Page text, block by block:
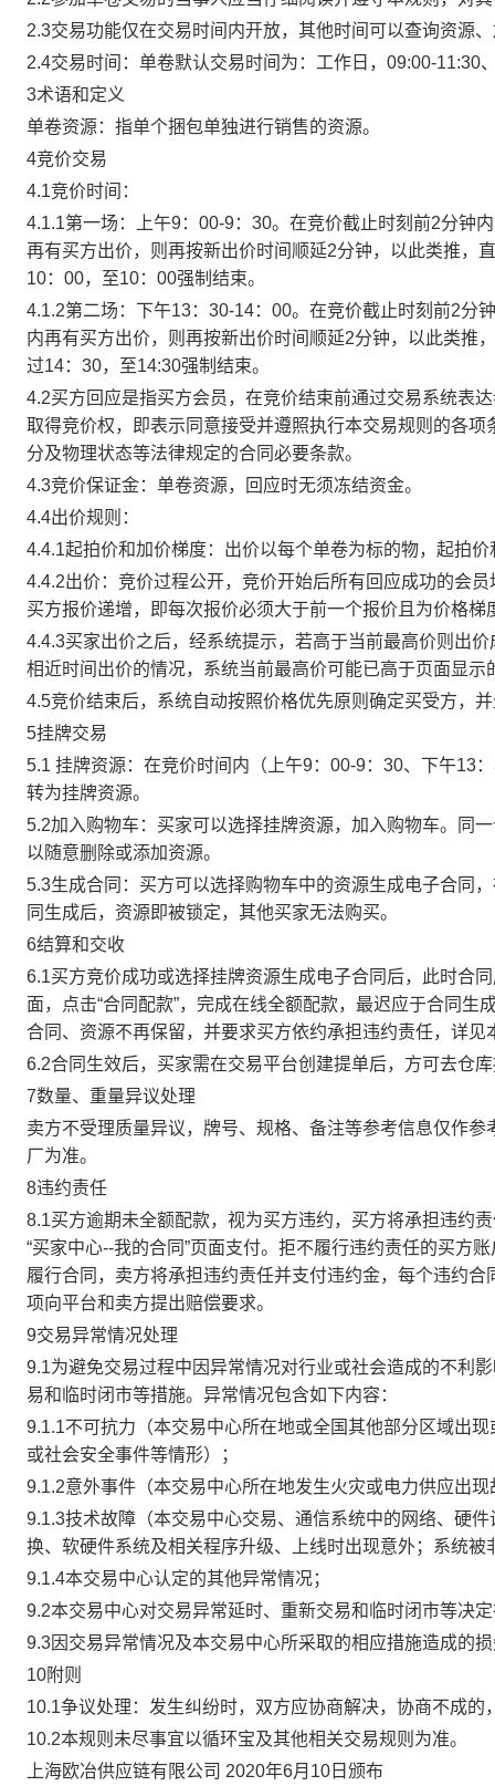
2.3交易功能仅在交易时间内开放，其他时间可以查询资源
2.4交易时间：单卷默认交易时间为：工作日，09:00-11:30
3术语和定义
单卷资源：指单个捆包单独进行销售的资源。
4竞价交易
4.1竞价时间：
4.1.1第一场：上午9：00-9：30。在竞价截止时刻前2分钟
再有买方出价，则再按新出价时间顺延2分钟，以此类推，
10：00，至10：00强制结束。
4.1.2第二场：下午13：30-14：00。在竞价截止时刻前2分
内再有买方出价，则再按新出价时间顺延2分钟，以此类推
过14：30，至14:30强制结束。
4.2买方回应是指买方会员，在竞价结束前通过交易系统表
取得竞价权，即表示同意接受并遵照执行本交易规则的各
分及物理状态等法律规定的合同必要条款。
4.3竞价保证金：单卷资源，回应时无须冻结资金。
4.4出价规则：
4.4.1起拍价和加价梯度：出价以每个单卷为标的物，起拍
4.4.2出价：竞价过程公开，竞价开始后所有回应成功的会
买方报价递增，即每次报价必须大于前一个报价且为价格
4.4.3买家出价之后，经系统提示，若高于当前最高价则出
相近时间出价的情况，系统当前最高价可能已高于页面显示
4.5竞价结束后，系统自动按照价格优先原则确定买受方，
5挂牌交易
5.1 挂牌资源：在竞价时间内（上午9：00-9：30、下午13
转为挂牌资源。
5.2加入购物车：买家可以选择挂牌资源，加入购物车。同
以随意删除或添加资源。
5.3生成合同：买方可以选择购物车中的资源生成电子合同
同生成后，资源即被锁定，其他买家无法购买。
6结算和交收
6.1买方竞价成功或选择挂牌资源生成电子合同后，此时合
面，点击“合同配款”，完成在线全额配款，最迟应于合同
合同、资源不再保留，并要求买方依约承担违约责任，详见
6.2合同生效后，买家需在交易平台创建提单后，方可去仓
7数量、重量异议处理
卖方不受理质量异议，牌号、规格、备注等参考信息仅作
厂为准。
8违约责任
8.1买方逾期未全额配款，视为买方违约，买方将承担违约
“买家中心--我的合同”页面支付。拒不履行违约责任的买方
履行合同，卖方将承担违约责任并支付违约金，每个违约
项向平台和卖方提出赔偿要求。
9交易异常情况处理
9.1为避免交易过程中因异常情况对行业或社会造成的不利
易和临时闭市等措施。异常情况包含如下内容：
9.1.1不可抗力（本交易中心所在地或全国其他部分区域出
或社会安全事件等情形）；
9.1.2意外事件（本交易中心所在地发生火灾或电力供应出
9.1.3技术故障（本交易中心交易、通信系统中的网络、硬
换、软硬件系统及相关程序升级、上线时出现意外；系统
9.1.4本交易中心认定的其他异常情况；
9.2本交易中心对交易异常延时、重新交易和临时闭市等决
9.3因交易异常情况及本交易中心所采取的相应措施造成的
10附则
10.1争议处理：发生纠纷时，双方应协商解决，协商不成
10.2本规则未尽事宜以循环宝及其他相关交易规则为准。
上海欧冶供应链有限公司 2020年6月10日颁布